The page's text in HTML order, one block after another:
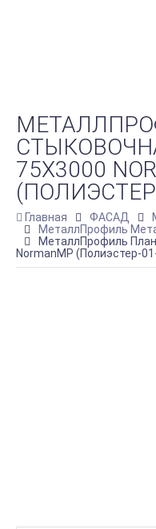
75Х3000
Главная ФАСАД
МеталлПрофиль
МеталлПрофиль
NormanMP (Полиэстер-